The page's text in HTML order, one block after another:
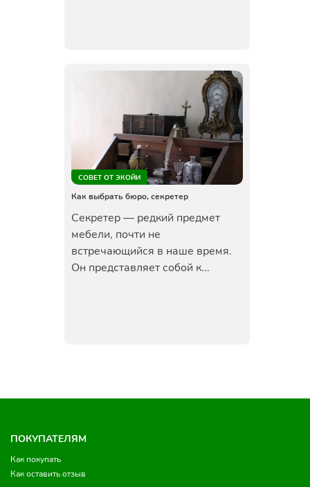
СОВЕТ ОТ ЭКОЙИ
Как выбрать бюро, секретер
Секретер — редкий предмет
мебели, почти не
встречающийся в наше время.
Он представляет собой к...
ПОКУПАТЕЛЯМ
Как покупать
Как оставить отзыв